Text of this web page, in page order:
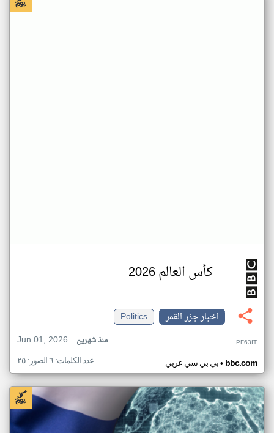
كأس العالم 2026
اخبار جزر القمر
Politics
Jun 01, 2026
منذ شهرين PF63IT
بي بي سي عربي• bbc.com عدد الكلمات: ٦ الصور: ٢٥